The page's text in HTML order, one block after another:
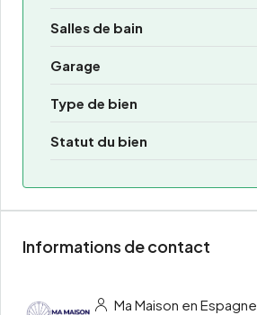
Salles de bain
Garage
Type de bien
Statut du bien
Informations de contact
Ma Maison en Espagne